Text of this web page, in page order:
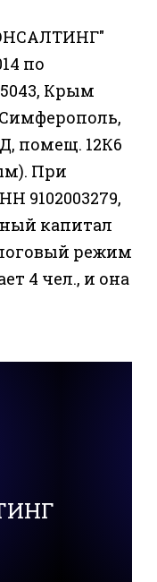
по
Крым
помещ. 12К6
При
9102003279,
капитал
режим
4 чел., и она